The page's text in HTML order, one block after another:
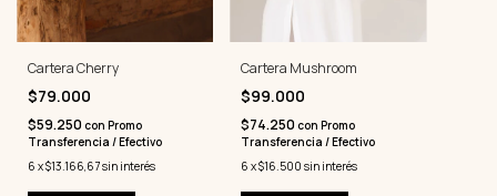
Cartera Cherry
$79.000
$59.250 con Promo
Transferencia / Efectivo
6 x$13.166,67sin interés
Cartera Mushroom
$99.000
$74.250con Promo
Transferencia / Efectivo
6 x$16.500 sin interés